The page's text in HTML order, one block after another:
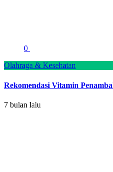
0
Olahraga & Kesehatan
Rekomendasi Vitamin
7 bulan lalu